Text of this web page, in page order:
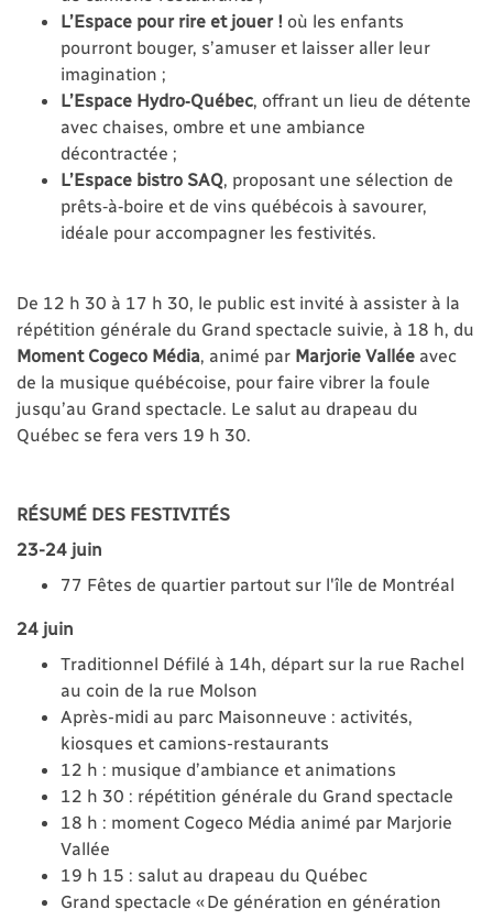
L’Espace pour rire et jouer ! où les enfants
pourront bouger, s’amuser et laisser aller leur
imagination ;
L’Espace Hydro‑Québec , offrant un lieu de détente
avec chaises, ombre et une ambiance
décontractée ;
L’Espace bistro SAQ , proposant une sélection de
prêts‑à‑boire et de vins québécois à savourer,
idéale pour accompagner les festivités.
De 12 h 30 à 17 h 30, le public est invité à assister à la
répétition générale du Grand spectacle suivie, à 18 h, du
Moment Cogeco Média , animé par Marjorie Vallée avec
de la musique québécoise, pour faire vibrer la foule
jusqu’au Grand spectacle. Le salut au drapeau du
Québec se fera vers 19 h 30.
RÉSUMÉ DES FESTIVITÉS
23-24 juin
77 Fêtes de quartier partout sur l'île de Montréal
24 juin
Traditionnel Défilé à 14h, départ sur la rue Rachel
au coin de la rue Molson
Après-midi au parc Maisonneuve : activités,
kiosques et camions-restaurants
12 h : musique d’ambiance et animations
12 h 30 : répétition générale du Grand spectacle
18 h : moment Cogeco Média animé par Marjorie
Vallée
19 h 15 : salut au drapeau du Québec
Grand spectacle « De génération en génération